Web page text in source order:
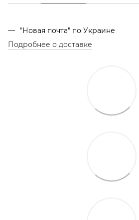
"Новая почта" по Украине
Подробнее о доставке